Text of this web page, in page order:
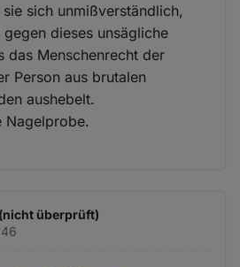
sich unmißverständlich,
dieses unsägliche
das Menschenrecht der
Person aus brutalen
aushebelt.
Nagelprobe.
überprüft)